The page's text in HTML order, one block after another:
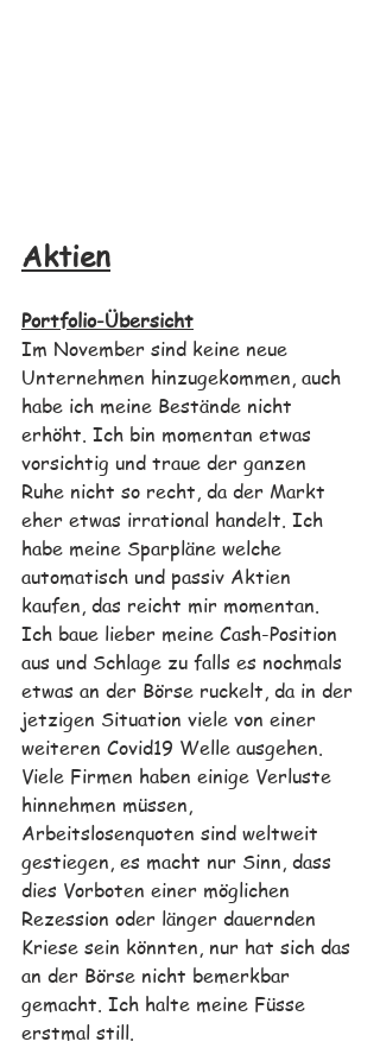
Aktien
Portfolio-Übersicht
Im November sind keine neue
Unternehmen hinzugekommen, auch
habe ich meine Bestände nicht
erhöht. Ich bin momentan etwas
vorsichtig und traue der ganzen
Ruhe nicht so recht, da der Markt
eher etwas irrational handelt. Ich
habe meine Sparpläne welche
automatisch und passiv Aktien
kaufen, das reicht mir momentan.
Ich baue lieber meine Cash-Position
aus und Schlage zu falls es nochmals
etwas an der Börse ruckelt, da in der
jetzigen Situation viele von einer
weiteren Covid19 Welle ausgehen.
Viele Firmen haben einige Verluste
hinnehmen müssen,
Arbeitslosenquoten sind weltweit
gestiegen, es macht nur Sinn, dass
dies Vorboten einer möglichen
Rezession oder länger dauernden
Kriese sein könnten, nur hat sich das
an der Börse nicht bemerkbar
gemacht. Ich halte meine Füsse
erstmal still.